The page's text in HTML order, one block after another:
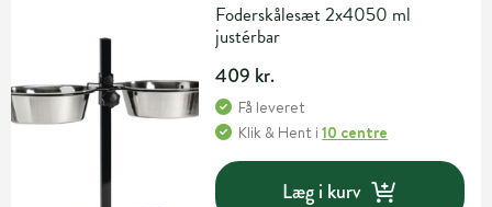
Foderskålesæt 2x4050 ml
justérbar
409 kr.
Få leveret
Klik & Hent i10 centre
Læg i kurv